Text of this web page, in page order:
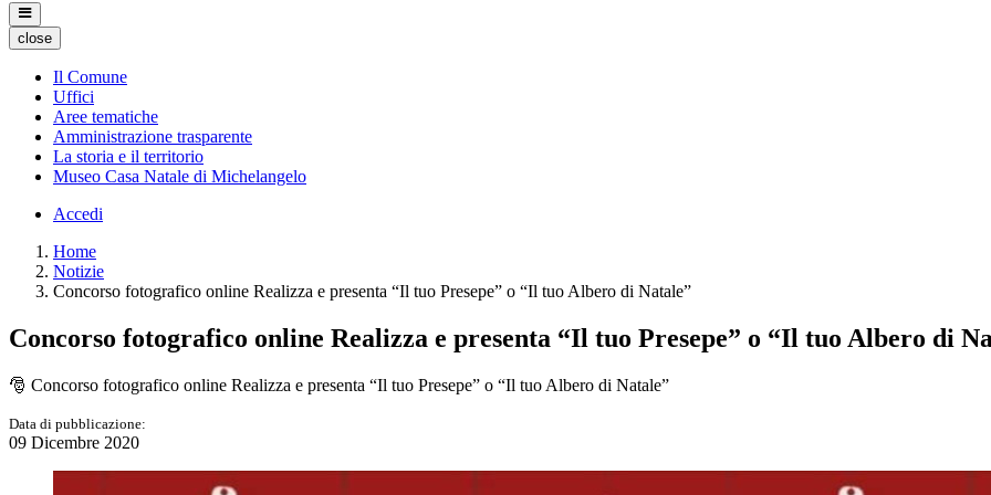
close
Il Comune
Uffici
Aree tematiche
Amministrazione trasparente
La storia e il territorio
Museo Casa Natale di Michelangelo
Accedi
Home
Notizie
Concorso fotografico online Realizza e presenta “Il tuo Presepe” o “Il tuo Albero di Natale”
Concorso fotografico online Realizza e presenta “Il tuo Presepe” o “Il tuo Albero di
🎅 Concorso fotografico online Realizza e presenta “Il tuo Presepe” o “Il tuo Albero di Natale”
Data di pubblicazione:
09 Dicembre 2020